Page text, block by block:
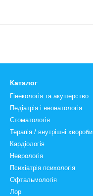
Каталог
Гінекологія та акушерство
Педіатрія і неонатологія
Стоматологія
Терапія / внутрішні хвороби
Кардіологія
Неврологія
Психіатрія психологія
Офтальмологія
Лор